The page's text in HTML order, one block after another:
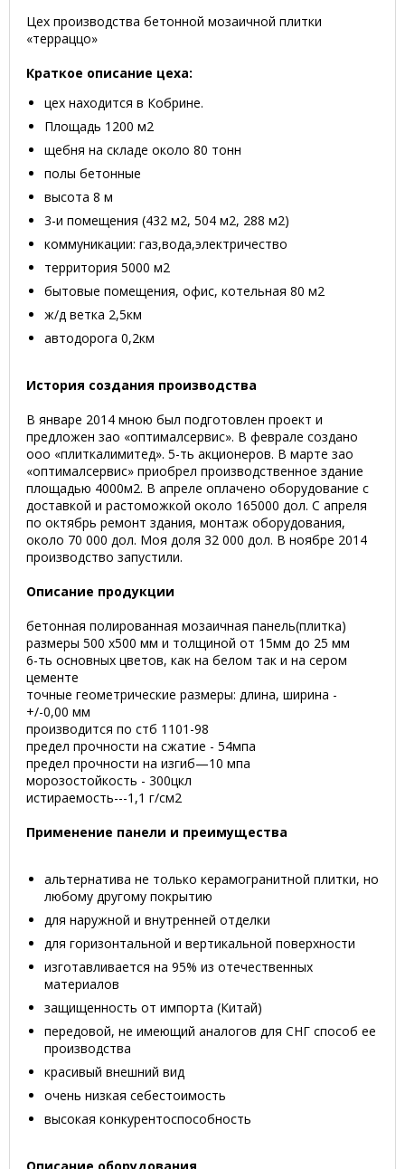
Цех производства бетонной мозаичной плитки
«терраццо»
Краткое описание цеха:
цех находится в Кобрине.
Площадь 1200 м2
щебня на складе около 80 тонн
полы бетонные
высота 8 м
3-и помещения (432 м2, 504 м2, 288 м2)
коммуникации: газ,вода,электричество
территория 5000 м2
бытовые помещения, офис, котельная 80 м2
ж/д ветка 2,5км
автодорога 0,2км
История создания производства
В январе 2014 мною был подготовлен проект и
предложен зао «оптималсервис». В феврале создано
ооо «плиткалимитед». 5-ть акционеров. В марте зао
«оптималсервис» приобрел производственное здание
площадью 4000м2. В апреле оплачено оборудование с
доставкой и растоможкой около 165000 дол. С апреля
по октябрь ремонт здания, монтаж оборудования,
около 70 000 дол. Моя доля 32 000 дол. В ноябре 2014
производство запустили.
Описание продукции
бетонная полированная мозаичная панель(плитка)
размеры 500 х500 мм и толщиной от 15мм до 25 мм
6-ть основных цветов, как на белом так и на сером
цементе
точные геометрические размеры: длина, ширина -
+/-0,00 мм
производится по стб 1101-98
предел прочности на сжатие - 54мпа
предел прочности на изгиб—10 мпа
морозостойкость - 300цкл
истираемость---1,1 г/см2
Применение панели и преимущества
альтернатива не только керамогранитной плитки, но
любому другому покрытию
для наружной и внутренней отделки
для горизонтальной и вертикальной поверхности
изготавливается на 95% из отечественных
материалов
защищенность от импорта (Китай)
передовой, не имеющий аналогов для СНГ способ ее
производства
красивый внешний вид
очень низкая себестоимость
высокая конкурентоспособность